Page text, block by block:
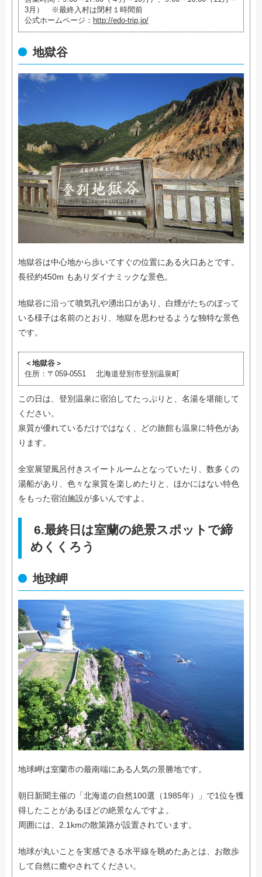
3月） ※最終入村は閉村１時間前
公式ホームページ： http://edo-trip.jp/
地獄谷
地獄谷は中心地から歩いてすぐの位置にある火口あとです。
長径約450m もありダイナミックな景色。
地獄谷に沿って噴気孔や湧出口があり、白煙がたちのぼって
いる様子は名前のとおり、地獄を思わせるような独特な景色
です。
＜地獄谷＞
住所：〒059-0551 北海道登別市登別温泉町
この日は、登別温泉に宿泊してたっぷりと、名湯を堪能して
ください。
泉質が優れているだけではなく、どの旅館も温泉に特色があ
ります。
全室展望風呂付きスイートルームとなっていたり、数多くの
湯船があり、色々な泉質を楽しめたりと、ほかにはない特色
をもった宿泊施設が多いんですよ。
6.最終日は室蘭の絶景スポットで締
めくくろう
地球岬
地球岬は室蘭市の最南端にある人気の景勝地です。
朝日新聞主催の「北海道の自然100選（1985年）」で1位を獲
得したことがあるほどの絶景なんですよ。
周囲には、2.1kmの散策路が設置されています。
地球が丸いことを実感できる水平線を眺めたあとは、お散歩
して自然に癒やされてください。